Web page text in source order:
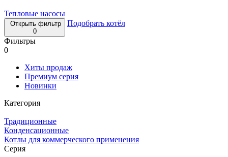
Тепловые насосы
Открыть фильтр
0
Подобрать котёл
Фильтры
0
Хиты продаж
Премиум серия
Новинки
Категория
Традиционные
Конденсационные
Котлы для коммерческого применения
Серия